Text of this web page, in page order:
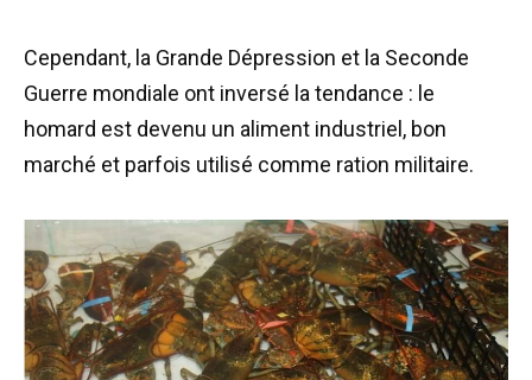
Cependant, la Grande Dépression et la Seconde
Guerre mondiale ont inversé la tendance : le
homard est devenu un aliment industriel, bon
marché et parfois utilisé comme ration militaire.